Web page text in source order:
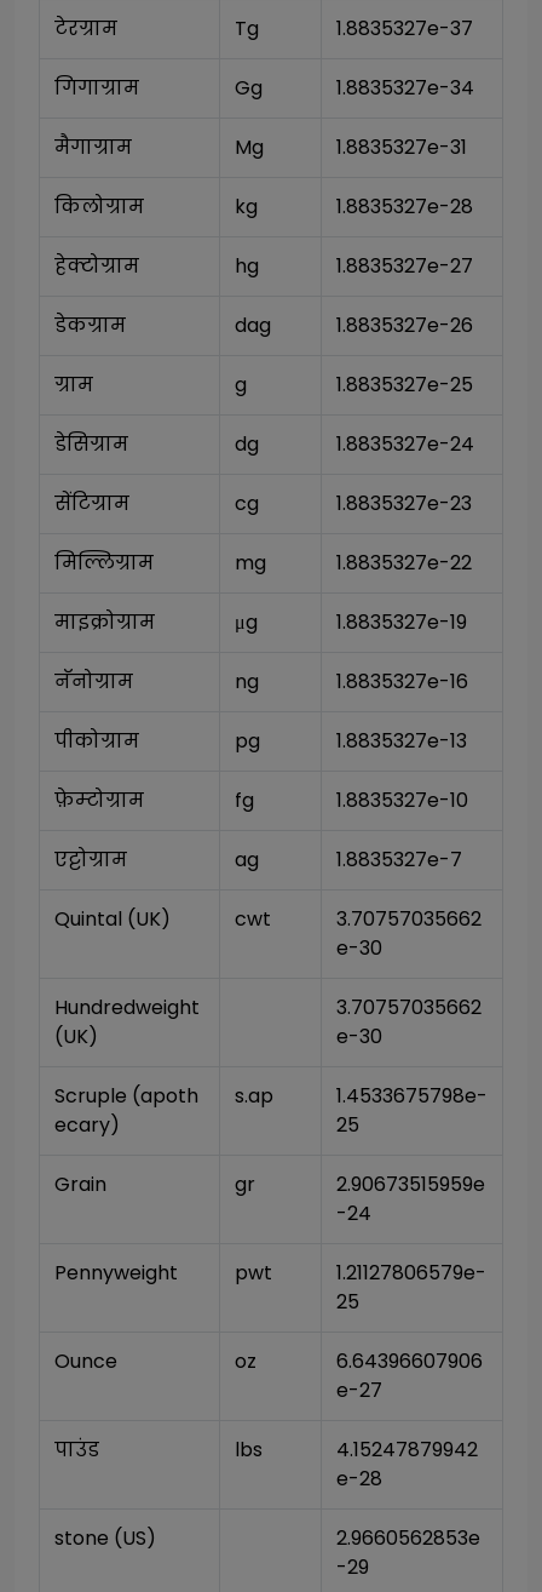
टेरग्राम Tg 1.8835327e-37
गिगाग्राम Gg 1.8835327e-34
मैगाग्राम Mg 1.8835327e-31
किलोग्राम kg 1.8835327e-28
हेक्टोग्राम hg 1.8835327e-27
डेकग्राम dag 1.8835327e-26
ग्राम g 1.8835327e-25
डेसिग्राम dg 1.8835327e-24
सेंटिग्राम cg 1.8835327e-23
मिल्लिग्राम mg 1.8835327e-22
माइक्रोग्राम μg 1.8835327e-19
नॅनोग्राम ng 1.8835327e-16
पीकोग्राम pg 1.8835327e-13
फ़ेम्टोग्राम fg 1.8835327e-10
एट्टोग्राम ag 1.8835327e-7
Quintal (UK) cwt
3.70757035662
e-30
Hundredweight
(UK)
3.70757035662
e-30
Scruple (apoth
ecary)
s.ap
1.4533675798e-
25
Grain gr
2.90673515959e
-24
Pennyweight pwt
1.21127806579e-
25
Ounce oz
6.64396607906
e-27
पाउंड lbs
4.15247879942
e-28
stone (US)
2.9660562853e
-29